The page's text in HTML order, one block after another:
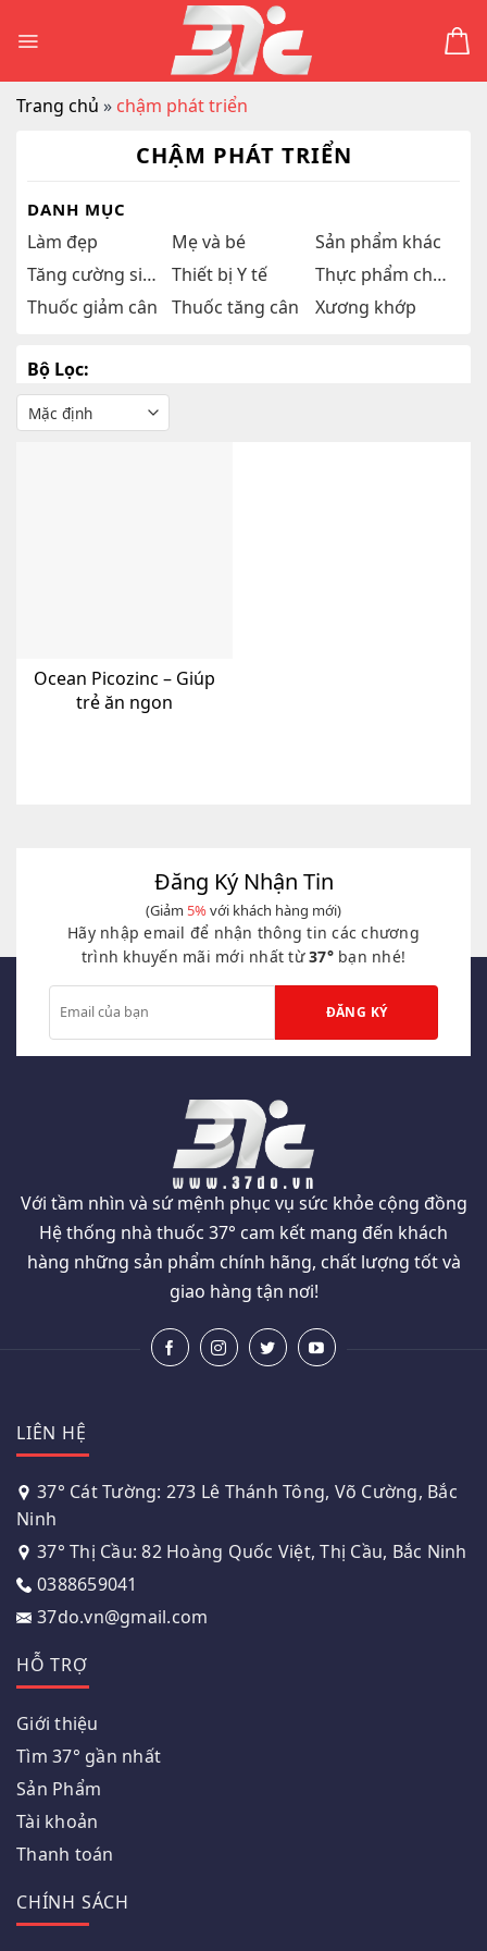
Trang chủ » chậm phát triển
CHẬM PHÁT TRIỂN
DANH MỤC
Làm đẹp Mẹ và bé
Sản phẩm khác
Tăng cường sinh lý
Thiết bị Y tế
Thực phẩm chức năng
Thuốc giảm cân
Thuốc tăng cân Xương khớp
Bộ Lọc:
Ocean Picozinc – Giúp
trẻ ăn ngon
Đăng Ký Nhận Tin
(Giảm 5%với khách hàng mới)
Hãy nhập email để nhận thông tin các chương
trình khuyến mãi mới nhất từ37°bạn nhé!
Với tầm nhìn và sứ mệnh phục vụ sức khỏe cộng đồng
Hệ thống nhà thuốc 37° cam kết mang đến khách
hàng những sản phẩm chính hãng, chất lượng tốt và
giao hàng tận nơi!
LIÊN HỆ
37° Cát Tường: 273 Lê Thánh Tông, Võ Cường, Bắc
Ninh
37° Thị Cầu: 82 Hoàng Quốc Việt, Thị Cầu, Bắc Ninh
0388659041
37do.vn@gmail.com
HỖ TRỢ
Giới thiệu
Tìm 37° gần nhất
Sản Phẩm
Tài khoản
Thanh toán
CHÍNH SÁCH